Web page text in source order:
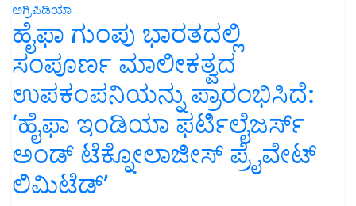
ಅಗ್ರಿಪಿಡಿಯಾ
ಹೈಫಾ ಗುಂಪು ಭಾರತದಲ್ಲಿ
ಸಂಪೂರ್ಣ ಮಾಲೀಕತ್ವದ
ಉಪಕಂಪನಿಯನ್ನು ಪ್ರಾರಂಭಿಸಿದೆ:
‘ಹೈಫಾ ಇಂಡಿಯಾ ಫರ್ಟಿಲೈಜರ್ಸ್
ಅಂಡ್ ಟೆಕ್ನೋಲಾಜೀಸ್ ಪ್ರೈವೇಟ್
ಲಿಮಿಟೆಡ್’